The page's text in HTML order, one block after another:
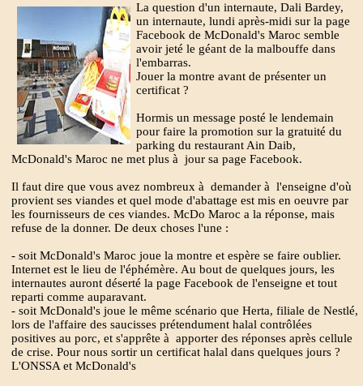
La question d'un internaute, Dali Bardey,
un internaute, lundi après-midi sur la page
Facebook de McDonald's Maroc semble
avoir jeté le géant de la malbouffe dans
l'embarras.
Jouer la montre avant de présenter un
certificat ?
Hormis un message posté le lendemain
pour faire la promotion sur la gratuité du
parking du restaurant Ain Daib,
McDonald's Maroc ne met plus à jour sa page Facebook.
Il faut dire que vous avez nombreux à demander à l'enseigne d'où
provient ses viandes et quel mode d'abattage est mis en oeuvre par
les fournisseurs de ces viandes. McDo Maroc a la réponse, mais
refuse de la donner. De deux choses l'une :
- soit McDonald's Maroc joue la montre et espère se faire oublier.
Internet est le lieu de l'éphémère. Au bout de quelques jours, les
internautes auront déserté la page Facebook de l'enseigne et tout
reparti comme auparavant.
- soit McDonald's joue le même scénario que Herta, filiale de Nestlé,
lors de l'affaire des saucisses prétendument halal contrôlées
positives au porc, et s'apprête à apporter des réponses après cellule
de crise. Pour nous sortir un certificat halal dans quelques jours ?
L'ONSSA et McDonald's